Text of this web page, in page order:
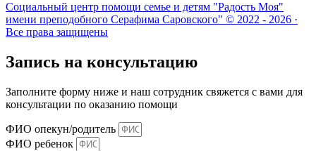
Социальный центр помощи семье и детям "Радость Моя"
имени преподобного Серафима Саровского" © 2022 - 2026 ·
Все права защищены
Запись на консультацию
Заполните форму ниже и наш сотрудник свяжется с вами для
консультации по оказанию помощи
ФИО опекун/родитель
ФИО ребенок